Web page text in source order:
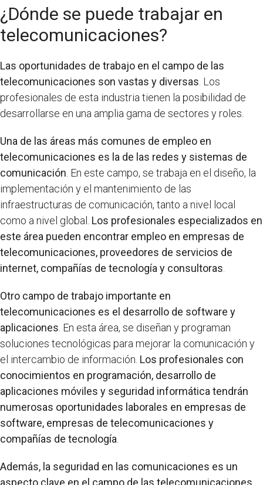
¿Dónde se puede trabajar en
telecomunicaciones?
Las oportunidades de trabajo en el campo de las
telecomunicaciones son vastas y diversas . Los
profesionales de esta industria tienen la posibilidad de
desarrollarse en una amplia gama de sectores y roles.
Una de las áreas más comunes de empleo en
telecomunicaciones es la de las redes y sistemas de
comunicación . En este campo, se trabaja en el diseño, la
implementación y el mantenimiento de las
infraestructuras de comunicación, tanto a nivel local
como a nivel global. Los profesionales especializados en
este área pueden encontrar empleo en empresas de
telecomunicaciones, proveedores de servicios de
internet, compañías de tecnología y consultoras
Otro campo de trabajo importante en
telecomunicaciones es el desarrollo de software y
aplicaciones . En esta área, se diseñan y programan
soluciones tecnológicas para mejorar la comunicación y
el intercambio de información. Los profesionales con
conocimientos en programación, desarrollo de
aplicaciones móviles y seguridad informática tendrán
numerosas oportunidades laborales en empresas de
software, empresas de telecomunicaciones y
compañías de tecnología
Además, la seguridad en las comunicaciones es un
aspecto clave en el campo de las telecomunicaciones